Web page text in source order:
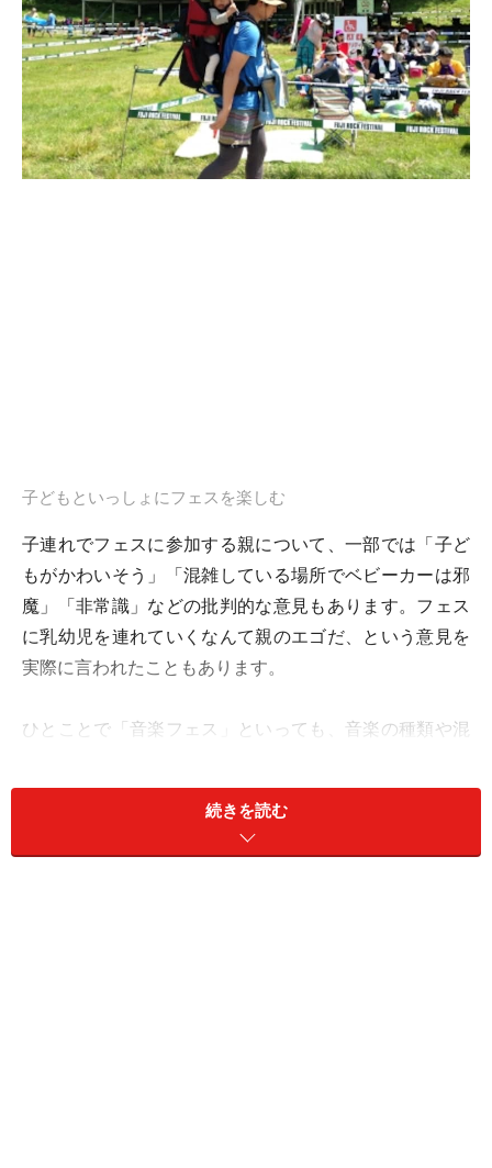
子どもといっしょにフェスを楽しむ
子連れでフェスに参加する親について、一部では「子ど
もがかわいそう」「混雑している場所でベビーカーは邪
魔」「非常識」などの批判的な意見もあります。フェス
に乳幼児を連れていくなんて親のエゴだ、という意見を
実際に言われたこともあります。
ひとことで「音楽フェス」といっても、音楽の種類や混
様に「子ども連れでも大丈夫」とは言いませんが、日本
を代表する野外音楽フェス「FUJI ROCK FESTIVAL」
（以下フジロック）は、子どもを連れていても快適に過
続きを読む